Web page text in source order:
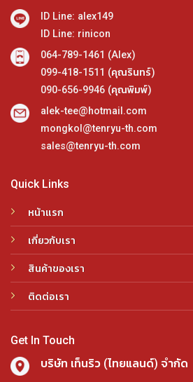
Quick Links
หน้าแรก
เกี่ยวกับเรา
สินค้าของเรา
ติดต่อเรา
ID Line: alex149
ID Line: rinicon
064-789-1461 (Alex)
099-418-1511 (คุณรินทร์)
090-656-9946 (คุณพิมพ์)
alek-tee@hotmail.com
mongkol@tenryu-th.com
sales@tenryu-th.com
Get In Touch
บริษัท เท็นริว (ไทยแลนด์) จำกัด